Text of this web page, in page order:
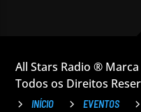
All Stars Radio ® Marca
Todos os Direitos
INÍCIO EVENTOS